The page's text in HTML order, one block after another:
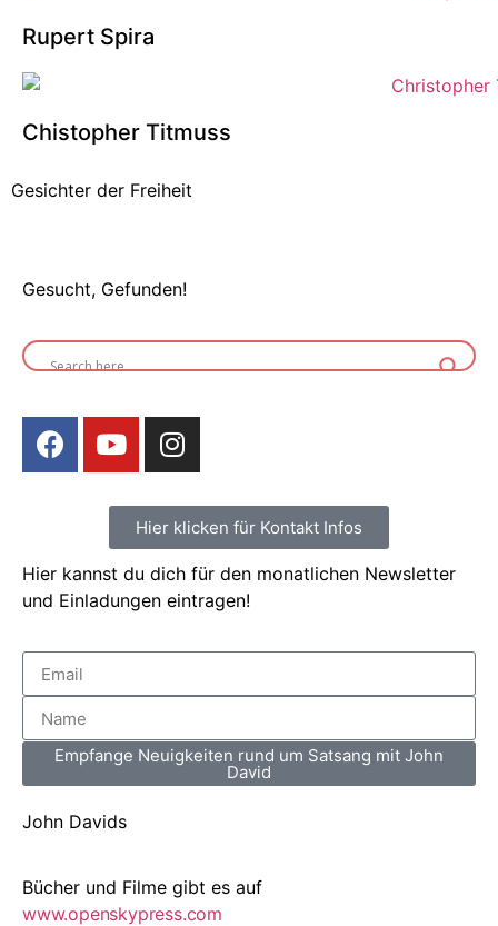
Rupert Spira
Chistopher Titmuss
Gesichter der Freiheit
Gesucht, Gefunden!
Hier klicken für Kontakt Infos
Hier kannst du dich für den monatlichen Newsletter
und Einladungen eintragen!
Empfange Neuigkeiten rund um Satsang mit John
David
John Davids
Bücher und Filme gibt es auf
www.openskypress.com